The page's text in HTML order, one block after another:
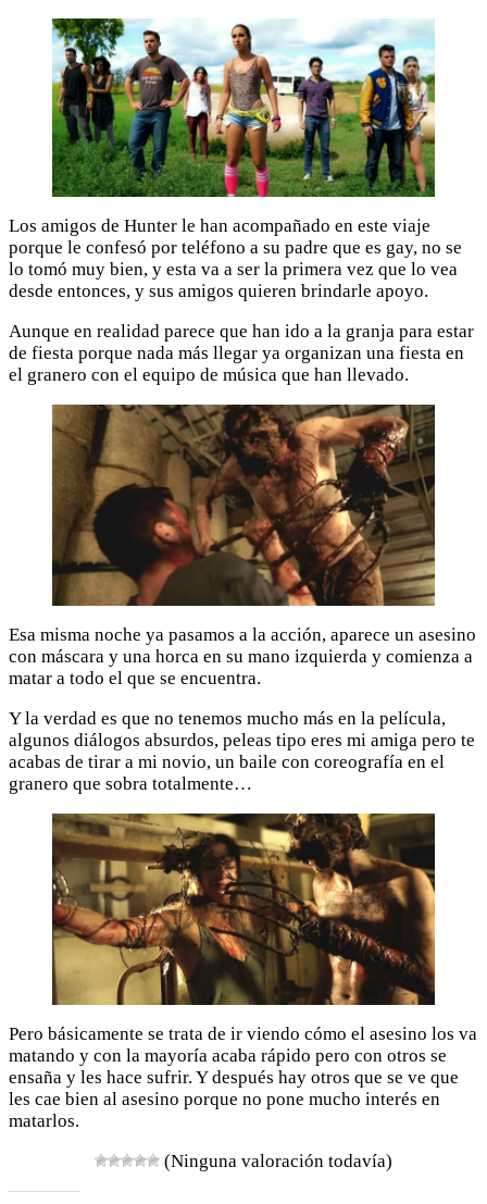
Los amigos de Hunter le han acompañado en este viaje
porque le confesó por teléfono a su padre que es gay, no se
lo tomó muy bien, y esta va a ser la primera vez que lo vea
desde entonces, y sus amigos quieren brindarle apoyo.
Aunque en realidad parece que han ido a la granja para estar
de fiesta porque nada más llegar ya organizan una fiesta en
el granero con el equipo de música que han llevado.
Esa misma noche ya pasamos a la acción, aparece un asesino
con máscara y una horca en su mano izquierda y comienza a
matar a todo el que se encuentra.
Y la verdad es que no tenemos mucho más en la película,
algunos diálogos absurdos, peleas tipo eres mi amiga pero te
acabas de tirar a mi novio, un baile con coreografía en el
granero que sobra totalmente…
Pero básicamente se trata de ir viendo cómo el asesino los va
matando y con la mayoría acaba rápido pero con otros se
ensaña y les hace sufrir. Y después hay otros que se ve que
les cae bien al asesino porque no pone mucho interés en
matarlos.
(Ninguna valoración todavía)